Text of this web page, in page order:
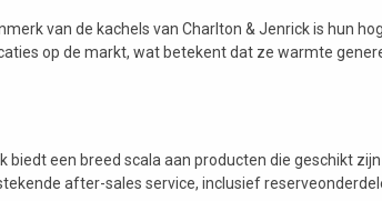
van de kachels van Charlton & Jenrick is hun
op de markt, wat betekent dat ze warmte
biedt een breed scala aan producten die geschikt
after-sales service, inclusief